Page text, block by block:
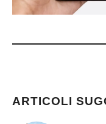
ARTICOLI